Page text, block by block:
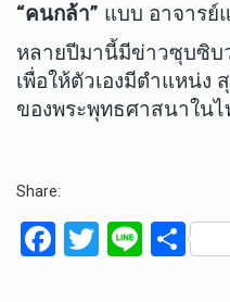
“คนกล้า” แบบ อาจารย์
หลายปีมานี้มีข่าวซุบซิบ
เพื่อให้ตัวเองมีตำแหน่ง
ของพระพุทธศาสนาใน
Share:
F
T
Li S